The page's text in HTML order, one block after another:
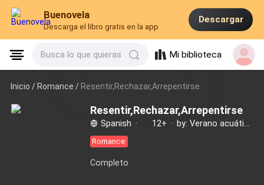
Buenovela
Descarga el libro gratis en la app
Descargar
Busca lo que quieras Mi biblioteca
Inicio /Romance / Resentir,Rechazar,Arrepentirse
Resentir,Rechazar,Arrepentirse
Spanish · 12+ ·
Romance
Completo